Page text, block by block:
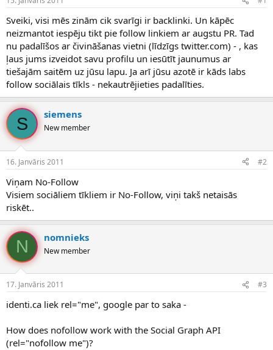
n
u
z
s
ā
c
ē
s
a
u
m
s
Sveiki, visi mēs zinām cik svarīgi ir backlinki. Un kāpēc
neizmantot iespēju tikt pie follow linkiem ar augstu PR. Tad
nu padalīšos ar čivināšanas vietni (līdzīgs twitter.com) - , kas
ļaus jums izveidot savu profilu un iesūtīt jaunumus ar
tiešajām saitēm uz jūsu lapu. Ja arī jūsu azotē ir kāds labs
follow sociālais tīkls - nekautrējieties padalīties.
S siemens
New member
16. Janvāris 2011 #2
Viņam No-Follow
Visiem sociāliem tīkliem ir No-Follow, viņi takš netaisās
riskēt..
N nomnieks
New member
17. Janvāris 2011 #3
identi.ca liek rel="me", google par to saka -
How does nofollow work with the Social Graph API
(rel="nofollow me")?